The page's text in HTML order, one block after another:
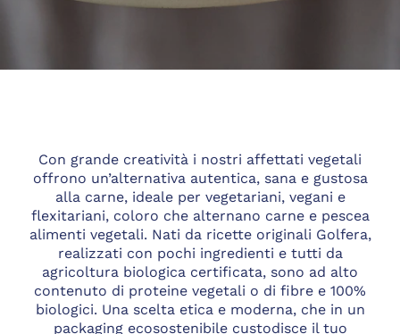
Con grande creatività i nostri affettati vegetali
offrono un’alternativa autentica, sana e gustosa
alla carne, ideale per vegetariani, vegani e
flexitariani, coloro che alternano carne e pescea
alimenti vegetali. Nati da ricette originali Golfera,
realizzati con pochi ingredienti e tutti da
agricoltura biologica certificata, sono ad alto
contenuto di proteine vegetali o di fibre e 100%
biologici. Una scelta etica e moderna, che in un
packaging ecosostenibile custodisce il tuo